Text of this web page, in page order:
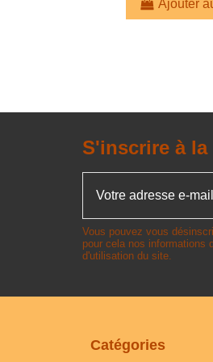
Ajouter
S'inscrire à
Vous pouvez vous
pour cela nos informations
d'utilisation du site.
Catégories